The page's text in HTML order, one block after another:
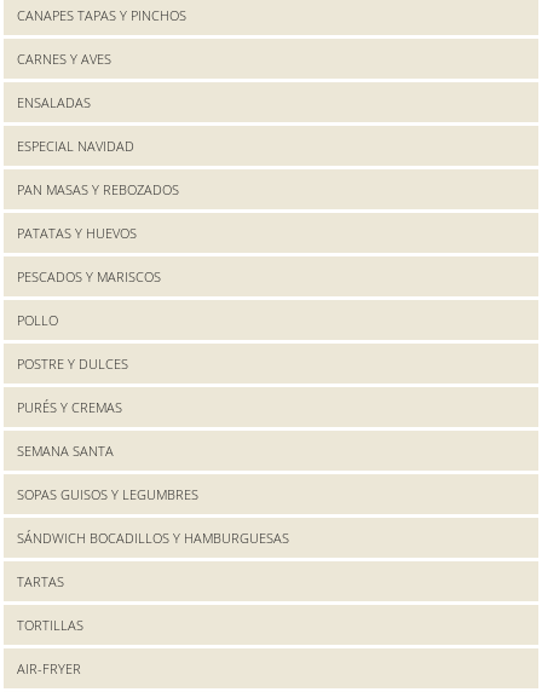
CANAPES TAPAS Y PINCHOS
CARNES Y AVES
ENSALADAS
ESPECIAL NAVIDAD
PAN MASAS Y REBOZADOS
PATATAS Y HUEVOS
PESCADOS Y MARISCOS
POLLO
POSTRE Y DULCES
PURÉS Y CREMAS
SEMANA SANTA
SOPAS GUISOS Y LEGUMBRES
SÁNDWICH BOCADILLOS Y HAMBURGUESAS
TARTAS
TORTILLAS
AIR-FRYER